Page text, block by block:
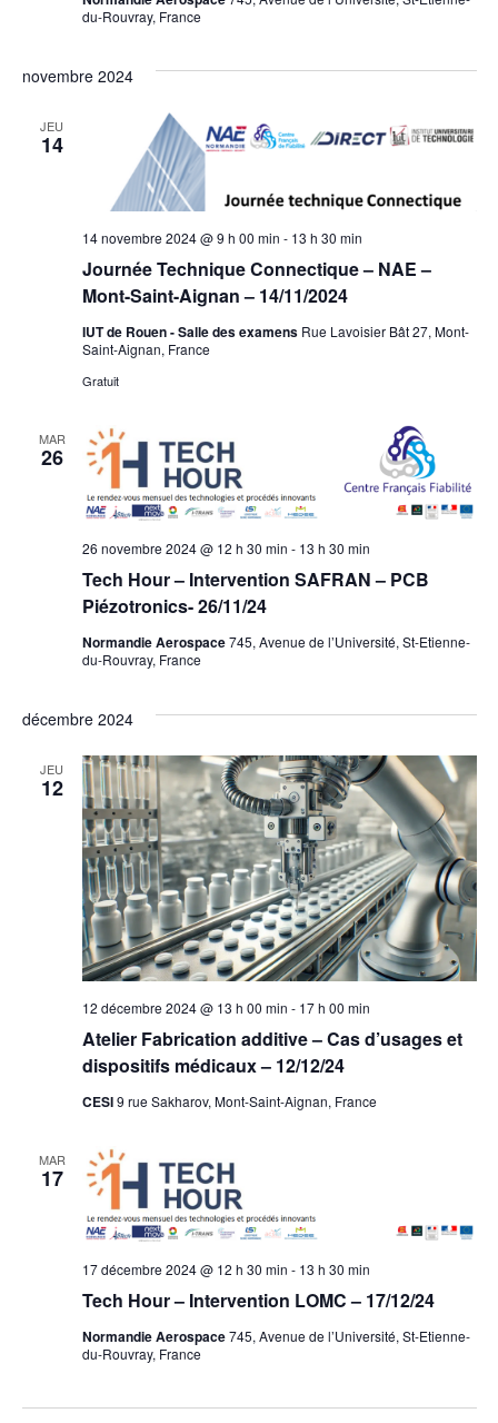
du-Rouvray, France
novembre 2024
JEU
14
Journée Technique Connectique – NAE –
Mont-Saint-Aignan – 14/11/2024
14 novembre 2024 @ 9 h 00 min - 13 h 30 min
IUT de Rouen - Salle des examens Rue Lavoisier Bât 27, Mont-
Saint-Aignan, France
Gratuit
MAR
26
Tech Hour – Intervention SAFRAN – PCB
Piézotronics- 26/11/24
26 novembre 2024 @ 12 h 30 min - 13 h 30 min
Normandie Aerospace745, Avenue de l’Université, St-Etienne-
du-Rouvray, France
décembre 2024
JEU
12
Atelier Fabrication additive – Cas d’usages et
dispositifs médicaux – 12/12/24
12 décembre 2024 @ 13 h 00 min - 17 h 00 min
CESI9 rue Sakharov, Mont-Saint-Aignan, France
MAR
17
Tech Hour – Intervention LOMC – 17/12/24
17 décembre 2024 @ 12 h 30 min - 13 h 30 min
Normandie Aerospace745, Avenue de l’Université, St-Etienne-
du-Rouvray, France